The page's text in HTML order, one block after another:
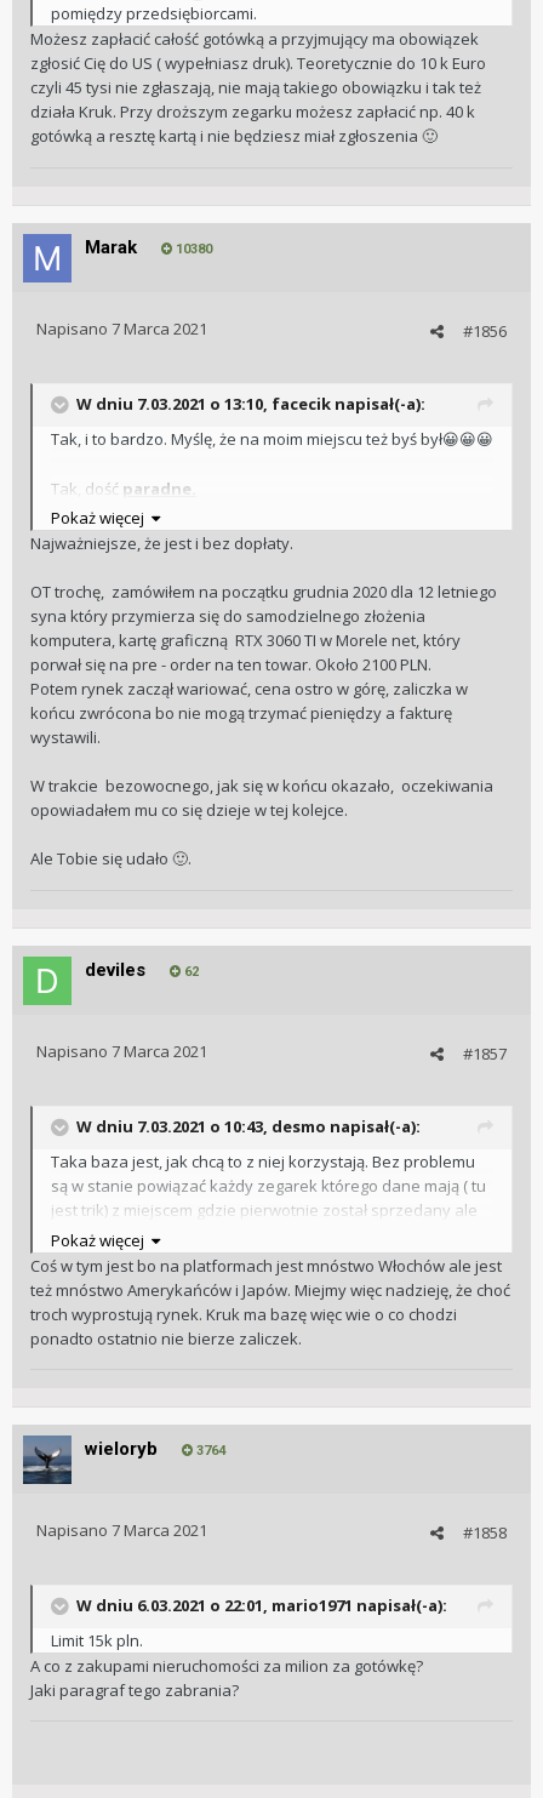
pomiędzy przedsiębiorcami.
Możesz zapłacić całość gotówką a przyjmujący ma obowiązek
zgłosić Cię do US ( wypełniasz druk). Teoretycznie do 10 k Euro
czyli 45 tysi nie zgłaszają, nie mają takiego obowiązku i tak też
działa Kruk. Przy droższym zegarku możesz zapłacić np. 40 k
gotówką a resztę kartą i nie będziesz miał zgłoszenia 🙂
Marak 10380
#1856
Napisano 7 Marca 2021
W dniu 7.03.2021 o 13:10, facecik napisał(-a):
Tak, i to bardzo. Myślę, że na moim miejscu też byś był😀😀😀
Tak, dość paradne.
Zapisałem się, czekałem długo, model który miałem odebrać
który zostałem przepisany (dano mi możliwość wyboru -
przepisanie lub zwrot zaliczki). Chyba tylko kompletny idiota
zrezygnowałby i poprosił o zwrot zaliczki po 18 miesiącach
czekania. A że zegarek odebrany jest zielono-czarny a nie
cały zielony, trudno😆
Pokaż więcej
Najważniejsze, że jest i bez dopłaty.
OT trochę, zamówiłem na początku grudnia 2020 dla 12 letniego
syna który przymierza się do samodzielnego złożenia
komputera, kartę graficzną RTX 3060 TI w Morele net, który
porwał się na pre - order na ten towar. Około 2100 PLN.
Potem rynek zaczął wariować, cena ostro w górę, zaliczka w
końcu zwrócona bo nie mogą trzymać pieniędzy a fakturę
wystawili.
W trakcie bezowocnego, jak się w końcu okazało, oczekiwania
opowiadałem mu co się dzieje w tej kolejce.
Ale Tobie się udało 🙂.
deviles 62
#1857
Napisano 7 Marca 2021
W dniu 7.03.2021 o 10:43, desmo napisał(-a):
Taka baza jest, jak chcą to z niej korzystają. Bez problemu
są w stanie powiązać każdy zegarek którego dane mają ( tu
jest trik) z miejscem gdzie pierwotnie został sprzedany ale
im wystarczy znać kraj żeby dać po łapach AD - skoro byli w
stanie zrobić to Włochom gdzie jest kilku różnych AD to tym
bardziej mogą zrobić to w PL. Krukowi nie opłaca się
ryzykować z klientami bo na byciu przewidywalnym zyskuje
( więcej dostaw kosztem bardziej skorumpowanych rynków)
Pokaż więcej
Coś w tym jest bo na platformach jest mnóstwo Włochów ale jest
też mnóstwo Amerykańców i Japów. Miejmy więc nadzieję, że choć
troch wyprostują rynek. Kruk ma bazę więc wie o co chodzi
ponadto ostatnio nie bierze zaliczek.
wieloryb 3764
#1858
Napisano 7 Marca 2021
W dniu 6.03.2021 o 22:01, mario1971 napisał(-a):
Limit 15k pln.
A co z zakupami nieruchomości za milion za gotówkę?
Jaki paragraf tego zabrania?